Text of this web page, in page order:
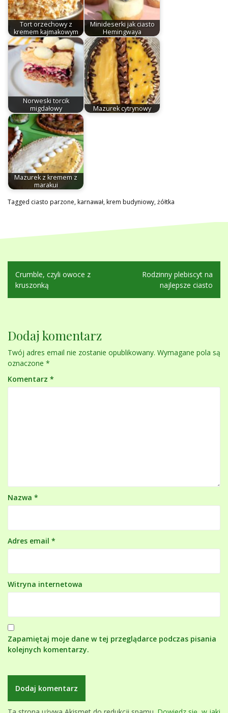
Tort orzechowy z
kremem kajmakowym
Minideserki jak ciasto
Hemingwaya
Norweski torcik
migdałowy
Mazurek cytrynowy
Mazurek z kremem z
marakui
Tagged ciasto parzone,karnawał,krem budyniowy,żółtka
Nawigacja
wpisu
Crumble, czyli owoce z
kruszonką
Rodzinny plebiscyt na
najlepsze ciasto
Dodaj komentarz
Twój adres email nie zostanie opublikowany. Wymagane pola są
oznaczone *
Komentarz *
Nazwa *
Adres email *
Witryna internetowa
Zapamiętaj moje dane w tej przeglądarce podczas pisania
kolejnych komentarzy.